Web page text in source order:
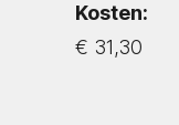
Kosten:
€ 31,30